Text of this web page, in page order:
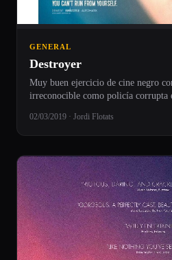
GENERAL
Destroyer
Muy buen ejercicio de cine negro
irreconocible como policía corrupta
02/03/2019 · Jordi Flotats